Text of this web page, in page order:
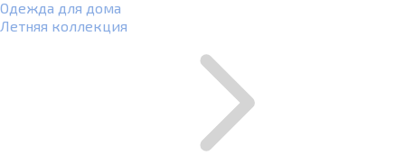
Одежда для дома
Летняя коллекция